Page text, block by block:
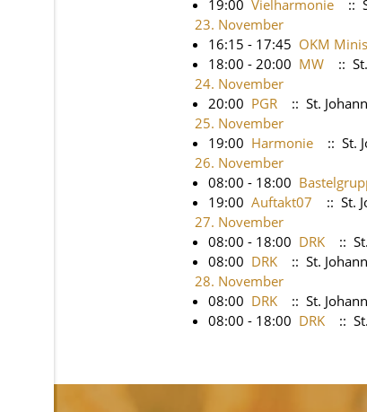
19:00 Vielharmonie
::
23. November
16:15 - 17:45 OKM Minis
18:00 - 20:00 MW
::
24. November
20:00 PGR
:: St.
25. November
19:00 Harmonie
:: St.
26. November
08:00 - 18:00
19:00 Auftakt07
:: St.
27. November
08:00 - 18:00 DRK
::
08:00 DRK
:: St.
28. November
08:00 DRK
:: St.
08:00 - 18:00 DRK ::